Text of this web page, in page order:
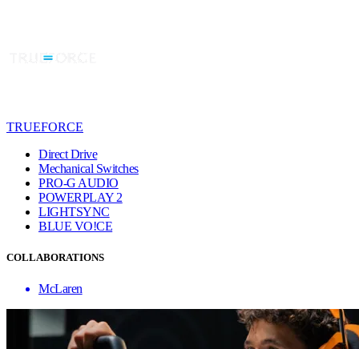
TRUEFORCE
Direct Drive
Mechanical Switches
PRO-G AUDIO
POWERPLAY 2
LIGHTSYNC
BLUE VO!CE
COLLABORATIONS
McLaren